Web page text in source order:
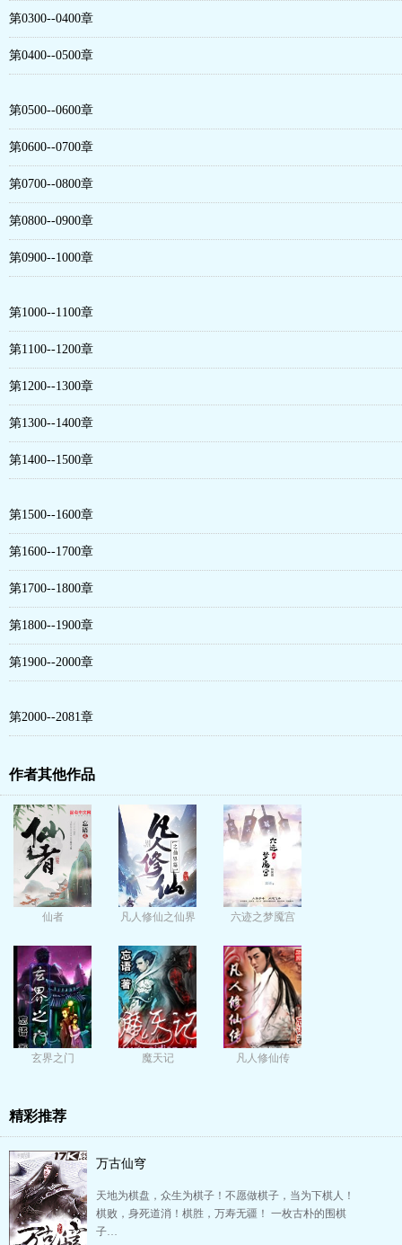
第0300--0400章
第0400--0500章
第0500--0600章
第0600--0700章
第0700--0800章
第0800--0900章
第0900--1000章
第1000--1100章
第1100--1200章
第1200--1300章
第1300--1400章
第1400--1500章
第1500--1600章
第1600--1700章
第1700--1800章
第1800--1900章
第1900--2000章
第2000--2081章
作者其他作品
仙者
凡人修仙之仙界
六迹之梦魇宫
玄界之门 魔天记 凡人修仙传
精彩推荐
万古仙穹
天地为棋盘，众生为棋子！不愿做棋子，当为下棋人！
棋败，身死道消！棋胜，万寿无疆！ 一枚古朴的围棋
子…